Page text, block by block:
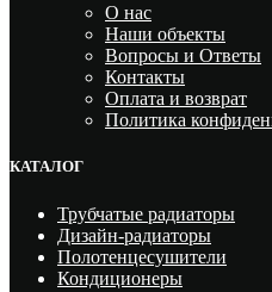
О нас
Наши объекты
Вопросы и Ответы
Контакты
Оплата и возврат
Политика
КАТАЛОГ
Трубчатые радиаторы
Дизайн-радиаторы
Полотенцесушители
Кондиционеры